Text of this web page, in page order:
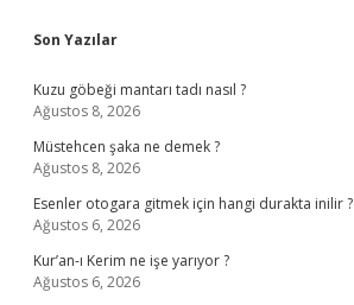
Sidebar
Son Yazılar
Kuzu göbeği mantarı tadı nasıl ?
Ağustos 8, 2026
Müstehcen şaka ne demek ?
Ağustos 8, 2026
Esenler otogara gitmek için hangi durakta inilir ?
Ağustos 6, 2026
Kur’an-ı Kerim ne işe yarıyor ?
Ağustos 6, 2026